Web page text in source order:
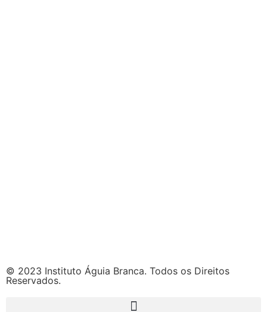
© 2023 Instituto Águia Branca. Todos os Direitos
Reservados.